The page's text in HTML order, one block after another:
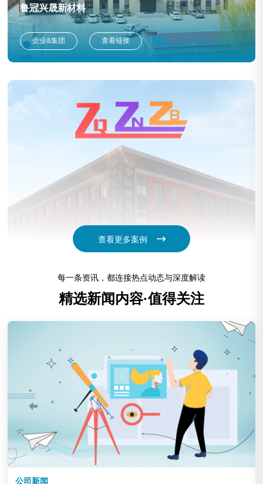
鲁冠兴晟新材料
企业&集团 查看链接
中庆智能装备
企业&集团 查看链接
查看更多案例
每一条资讯，都连接热点动态与深度解读
精选新闻内容·值得关注
公司新闻